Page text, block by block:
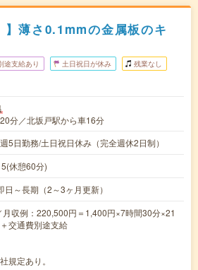
】薄さ0.1mmの金属板のキ
途支給あり 土日祝日が休み 残業なし
分／北坂戸駅から車16分
5日勤務/土日祝日休み（完全週休2日制）
休憩60分)
日～長期（2～3ヶ月更新）
収例：220,500円＝1,400円×7時間30分×21
交通費別途支給
規定あり。